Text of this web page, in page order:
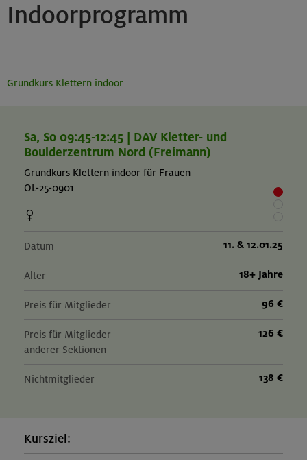
Indoorprogramm
Grundkurs Klettern indoor
Sa, So 09:45-12:45 | DAV Kletter- und
Boulderzentrum Nord (Freimann)
Grundkurs Klettern indoor für Frauen
OL-25-0901
Datum 11. & 12.01.25
Alter 18+ Jahre
Preis für Mitglieder 96 €
Preis für Mitglieder
anderer Sektionen
126 €
Nichtmitglieder 138 €
Kursziel: